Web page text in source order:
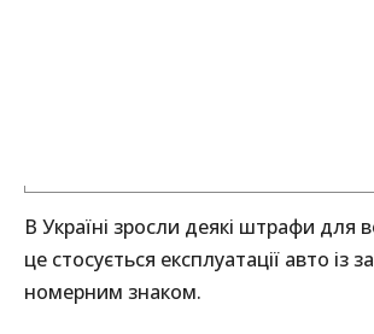
В Україні зросли деякі штрафи для
це стосується експлуатації авто із
номерним знаком.